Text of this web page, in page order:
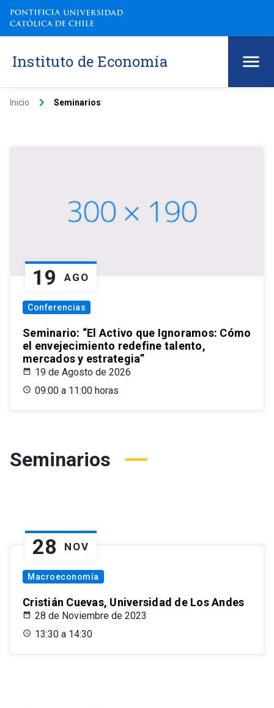
Instituto de Economía
Inicio keyboard_arrow_right Seminarios
19 AGO
Conferencias
Seminario: “El Activo que Ignoramos: Cómo
el envejecimiento redefine talento,
mercados y estrategia”
19 de Agosto de 2026
09:00 a 11:00 horas
Seminarios
28 NOV
Macroeconomía
Cristián Cuevas, Universidad de Los Andes
28 de Noviembre de 2023
13:30 a 14:30